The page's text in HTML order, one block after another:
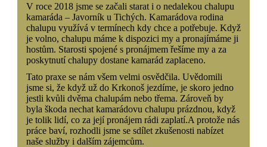
V roce 2018 jsme se začali starat i o nedalekou chalupu
kamaráda – Javorník u Tichých. Kamarádova rodina
chalupu využívá v termínech kdy chce a potřebuje. Když
je volno, chalupu máme k dispozici my a pronajímáme ji
hostům. Starosti spojené s pronájmem řešíme my a za
poskytnutí chalupy dostane kamarád zaplaceno.
Tato praxe se nám všem velmi osvědčila. Uvědomili
jsme si, že když už do Krkonoš jezdíme, je skoro jedno
jestli kvůli dvěma chalupám nebo třema. Zároveň by
byla škoda nechat kamarádovu chalupu prázdnou, když
je tolik lidí, co za její pronájem rádi zaplatí.A protože nás
práce baví, rozhodli jsme se sdílet zkušenosti nabízet
naše služby i dalším zájemcům.